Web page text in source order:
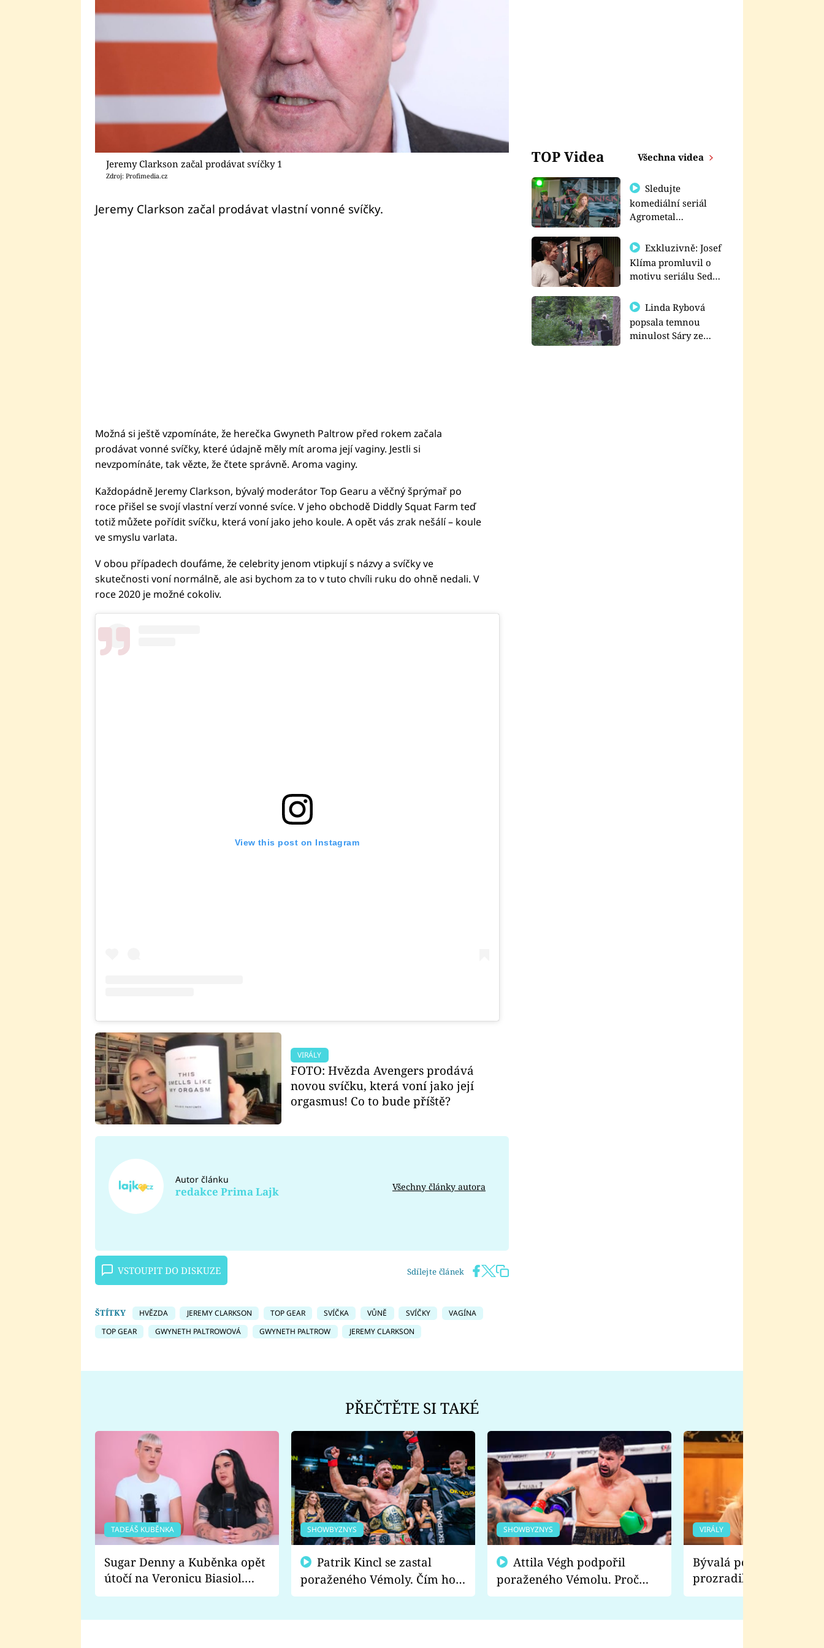
Jeremy Clarkson začal prodávat svíčky 1
Zdroj: Profimedia.cz
Jeremy Clarkson začal prodávat vlastní vonné svíčky.
Možná si ještě vzpomínáte, že herečka Gwyneth Paltrow před rokem začala
prodávat vonné svíčky, které údajně měly mít aroma její vaginy. Jestli si
nevzpomínáte, tak vězte, že čtete správně. Aroma vaginy.
Každopádně Jeremy Clarkson, bývalý moderátor Top Gearu a věčný šprýmař po
roce přišel se svojí vlastní verzí vonné svíce. V jeho obchodě Diddly Squat Farm teď
totiž můžete pořídit svíčku, která voní jako jeho koule. A opět vás zrak nešálí – koule
ve smyslu varlata.
V obou případech doufáme, že celebrity jenom vtipkují s názvy a svíčky ve
skutečnosti voní normálně, ale asi bychom za to v tuto chvíli ruku do ohně nedali. V
roce 2020 je možné cokoliv.
View this post on Instagram
VIRÁLY
FOTO: Hvězda Avengers prodává
novou svíčku, která voní jako její
orgasmus! Co to bude příště?
Autor článku
redakce Prima Lajk Všechny články autora
VSTOUPIT DO DISKUZE Sdílejte článek
ŠTÍTKY HVĚZDA JEREMY CLARKSON TOP GEAR SVÍČKA VŮNĚ SVÍČKY
VAGÍNA
TOP GEAR
GWYNETH PALTROWOVÁ GWYNETH PALTROW JEREMY CLARKSON
TOP Videa Všechna videa
Sledujte
komediální seriál
Agrometal
prima+
Exkluzivně: Josef
Klíma promluvil o
motivu seriálu Sedm
Linda Rybová
popsala temnou
minulost Sáry ze
PŘEČTĚTE SI TAKÉ
TADEÁŠ KUBĚNKA
Sugar Denny a Kuběnka opět
útočí na Veronicu Biasiol.
Proč je podle nich falešná a
SHOWBYZNYS
poraženého Vémoly. Čím ho
fanoušci naštvali?
SHOWBYZNYS
poraženého Vémolu. Proč
chce raději zápasit s ním než
VIRÁLY
Bývalá pornoherečka
prozradila, co ji
natáčení Euforie.